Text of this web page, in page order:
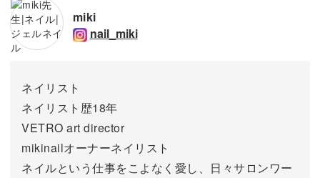
miki
nail_miki
ネイリスト
ネイリスト歴18年
VETRO art director
mikinailオーナーネイリスト
ネイルという仕事をこよなく愛し、日々サロンワー